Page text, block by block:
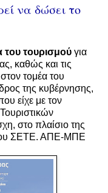
να δώσει το
του τουρισμού για
καθώς και τις
τομέα του
της κυβέρνησης,
είχε με τον
στο πλαίσιο της
του ΣΕΤΕ. ΑΠΕ-ΜΠΕ